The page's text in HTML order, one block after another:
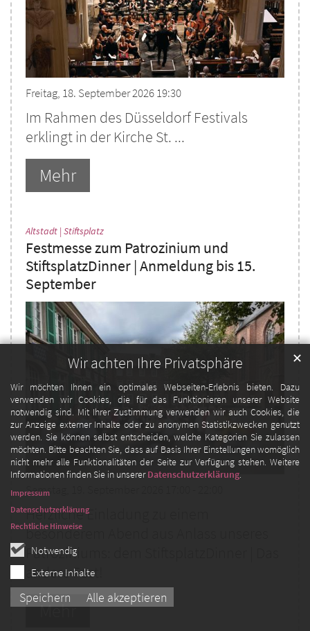
Wir achten Ihre Privatsphäre
Wir möchten Ihnen ein optimales Webseiten-Erlebnis bieten. Dazu
verwenden wir Cookies, die für das Funktionieren unserer Website
notwendig sind. Mit Ihrer Zustimmung verwenden wir auch Cookies, die
zur Anzeige externer Inhalte oder zu anonymen Statistikzwecken genutzt
werden. Sie können selbst entscheiden, welche Kategorien Sie zulassen
möchten. Bitte beachten Sie, dass auf Basis Ihrer Einstellungen womöglich
nicht mehr alle Funktionalitäten der Seite zur Verfügung stehen. Weitere
Informationen finden Sie in unsererDatenschutzerklärung.
Notwendig
Externe Inhalte
Speichern Alle akzeptieren
✕
Impressum
Datenschutzerklärung
Rechtliche Hinweise
Freitag, 18. September 2026 19:30
Im Rahmen des Düsseldorf Festivals
erklingt in der Kirche St. ...
Mehr
Altstadt | Stiftsplatz:
Festmesse zum Patrozinium und
StiftsplatzDinner | Anmeldung bis 15.
September
Samstag, 19. September 2026 17:00 - 22:00
Herzliche Einladung zu einem
besonderem Abend aus Anlass unseres
Patroziniums: dem StiftsplatzDinner | Das
andere Fest!
Mehr